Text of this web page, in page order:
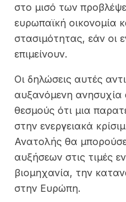
στο μισό των
ευρωπαϊκή οικονομία
στασιμότητας, εάν οι
επιμείνουν.
Οι δηλώσεις αυτές
αυξανόμενη ανησυχία
θεσμούς ότι μια
στην ενεργειακά
Ανατολής θα
αυξήσεων στις τιμές
βιομηχανία, την
στην Ευρώπη.